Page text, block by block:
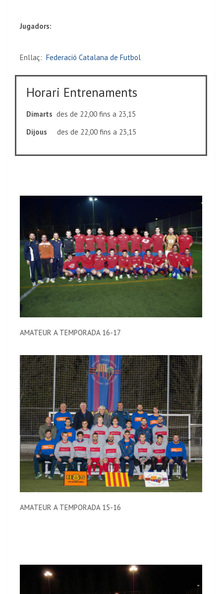
Jugadors:
Enllaç: Federació Catalana de Futbol
Horari Entrenaments
Dimarts des de 22,00 fins a 23,15
Dijous des de 22,00 fins a 23,15
AMATEUR A TEMPORADA 16-17
AMATEUR A TEMPORADA 15-16